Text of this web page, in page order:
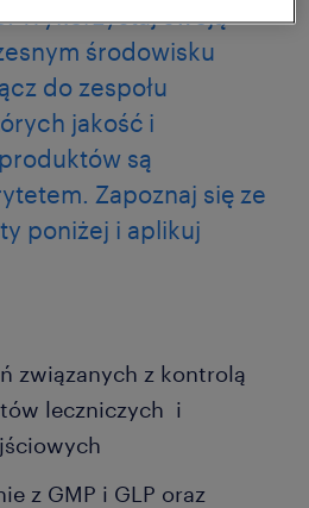
Wykorzystaj swoją
środowisku
do zespołu
jakość i
są
Zapoznaj się ze
poniżej i aplikuj
związanych z kontrolą
leczniczych i
z GMP i GLP oraz